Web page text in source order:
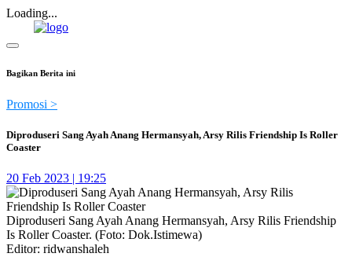
Loading...
Bagikan Berita ini
Promosi >
Diproduseri Sang Ayah Anang Hermansyah, Arsy Rilis Friendship Is Roller
Coaster
20 Feb 2023 | 19:25
Diproduseri Sang Ayah Anang Hermansyah, Arsy Rilis Friendship
Is Roller Coaster. (Foto: Dok.Istimewa)
Editor: ridwanshaleh